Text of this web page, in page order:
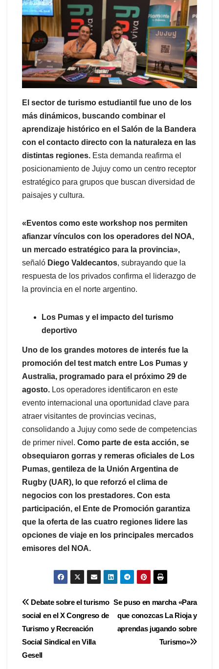
El sector de turismo estudiantil fue uno de los
más dinámicos, buscando combinar el
aprendizaje histórico en el Salón de la Bandera
con el contacto directo con la naturaleza en las
distintas regiones. Esta demanda reafirma el
posicionamiento de Jujuy como un centro receptor
estratégico para grupos que buscan diversidad de
paisajes y cultura.
«Eventos como este workshop nos permiten
afianzar vínculos con los operadores del NOA,
un mercado estratégico para la provincia»,
señaló Diego Valdecantos, subrayando que la
respuesta de los privados confirma el liderazgo de
la provincia en el norte argentino.
Los Pumas y el impacto del turismo
deportivo
Uno de los grandes motores de interés fue la
promoción del test match entre Los Pumas y
Australia, programado para el próximo 29 de
agosto. Los operadores identificaron en este
evento internacional una oportunidad clave para
atraer visitantes de provincias vecinas,
consolidando a Jujuy como sede de competencias
de primer nivel. Como parte de esta acción, se
obsequiaron gorras y remeras oficiales de Los
Pumas, gentileza de la Unión Argentina de
Rugby (UAR), lo que reforzó el clima de
negocios con los prestadores. Con esta
participación, el Ente de Promoción garantiza
que la oferta de las cuatro regiones lidere las
opciones de viaje en los principales mercados
emisores del NOA.
Navegación
de
entradas
Se puso en marcha «Para
que conozcas La Rioja y
aprendas jugando sobre
Turismo»
Debate sobre el turismo
social en el X Congreso de
Turismo y Recreación
Social Sindical en Villa
Gesell